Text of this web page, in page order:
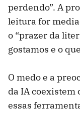
perdendo”. A
leitura for
o “prazer da
gostamos e o
O medo e a
da IA coexistem
essas